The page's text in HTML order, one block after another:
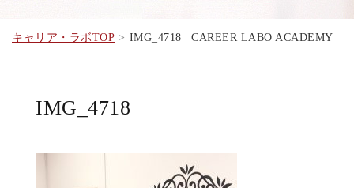
キャリア・ラボTOP IMG_4718 | CAREER LABO ACADEMY
IMG_4718